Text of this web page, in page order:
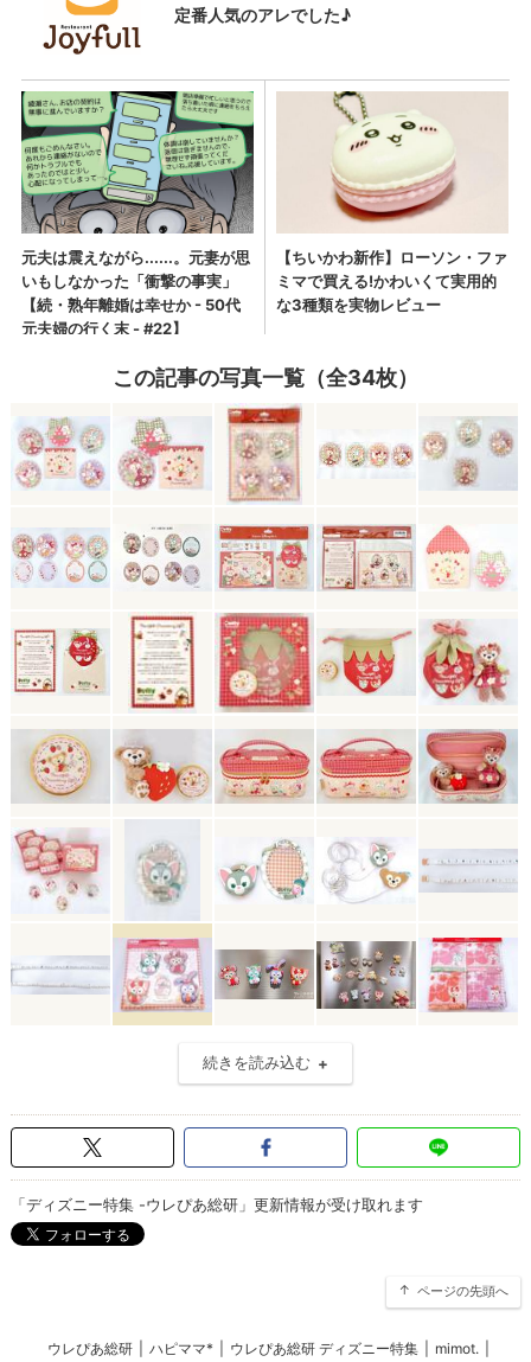
この記事の写真一覧（全34枚）
続きを読み込む
「ディズニー特集 -ウレぴあ総研」更新情報が受け取れます
ページの先頭へ
ウレぴあ総研 ハピママ* ウレぴあ総研 ディズニー特集 mimot.